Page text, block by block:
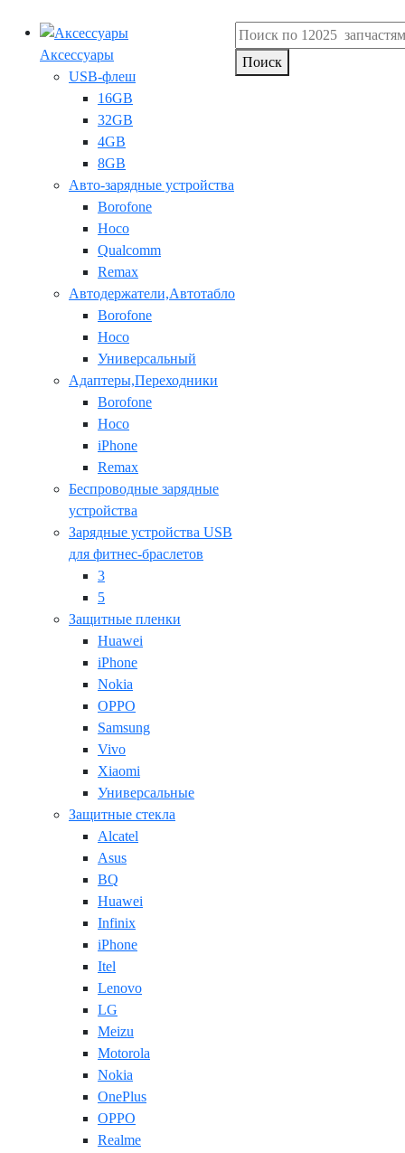
Аксессуары
USB-флеш
16GB
32GB
4GB
8GB
Авто-зарядные устройства
Borofone
Hoco
Qualcomm
Remax
Автодержатели,Автотабло
Borofone
Hoco
Универсальный
Адаптеры,Переходники
Borofone
Hoco
iPhone
Remax
Беспроводные зарядные
устройства
Зарядные устройства USB
для фитнес-браслетов
3
5
Защитные пленки
Huawei
iPhone
Nokia
OPPO
Samsung
Vivo
Xiaomi
Универсальные
Защитные стекла
Alcatel
Asus
BQ
Huawei
Infinix
iPhone
Itel
Lenovo
LG
Meizu
Motorola
Nokia
OnePlus
OPPO
Realme
Поиск